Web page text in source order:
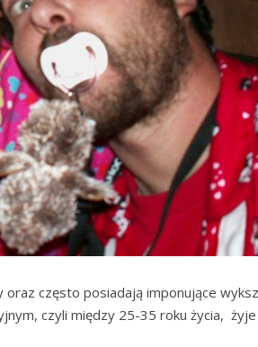
często posiadają imponujące
czyli między 25-35 roku życia,